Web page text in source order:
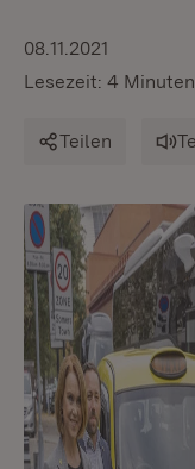
08.11.2021
Lesezeit: 4 Minuten
Teilen